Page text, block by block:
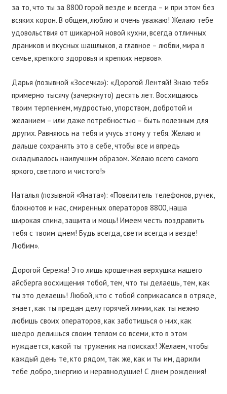
за то, что ты за 8800 горой везде и всегда – и при этом без
всяких корон. В общем, люблю и очень уважаю! Желаю тебе
удовольствия от шикарной новой кухни, всегда отличных
драников и вкусных шашлыков, а главное – любви, мира в
семье, крепкого здоровья и крепких нервов».
Дарья (позывной «Зосечка»): «Дорогой Лентяй! Знаю тебя
примерно тысячу (зачеркнуто) десять лет. Восхищаюсь
твоим терпением, мудростью, упорством, добротой и
желанием – или даже потребностью – быть полезным для
других. Равняюсь на тебя и учусь этому у тебя. Желаю и
дальше сохранять это в себе, чтобы все и впредь
складывалось наилучшим образом. Желаю всего самого
яркого, светлого и чистого!»
Наталья (позывной «Яната»): «Повелитель телефонов, ручек,
блокнотов и нас, смиренных операторов 8800, наша
широкая спина, защита и мощь! Имеем честь поздравить
тебя с твоим днем! Будь всегда, свети всегда и везде!
Любим».
Дорогой Сережа! Это лишь крошечная верхушка нашего
айсберга восхищения тобой, тем, что ты делаешь, тем, как
ты это делаешь! Любой, кто с тобой соприкасался в отряде,
знает, как ты предан делу горячей линии, как ты нежно
любишь своих операторов, как заботишься о них, как
щедро делишься своим теплом со всеми, кто в этом
нуждается, какой ты труженик на поисках! Желаем, чтобы
каждый день те, кто рядом, так же, как и ты им, дарили
тебе добро, энергию и неравнодушие! С днем рождения!